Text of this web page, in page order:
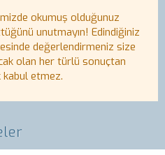
okumuş olduğunuz
unutmayın! Edindiğiniz
değerlendirmeniz size
olan her türlü sonuçtan
etmez.